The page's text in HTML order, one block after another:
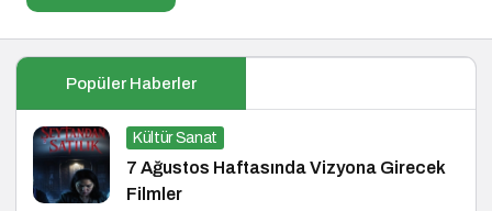
Popüler Haberler
Kültür Sanat
7 Ağustos Haftasında Vizyona Girecek
Filmler